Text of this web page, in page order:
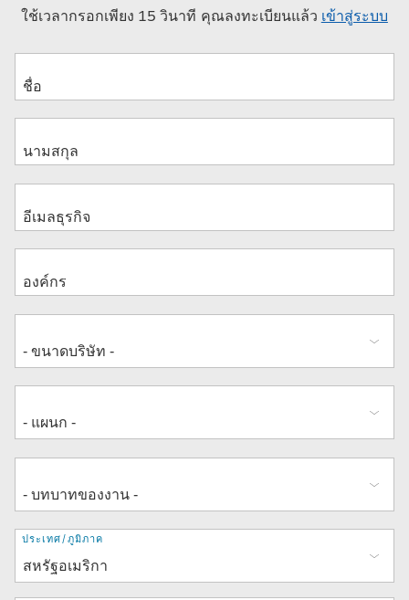
ใช้เวลากรอกเพียง 15 วินาที คุณลงทะเบียนแล้ว เข้าสู่ระบบ
ที่
อยู่
ประเทศ/ภูมิภาค